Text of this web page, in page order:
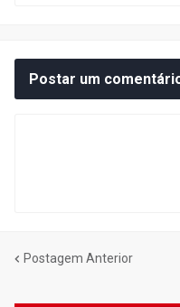
Postar um
Postagem Anterior